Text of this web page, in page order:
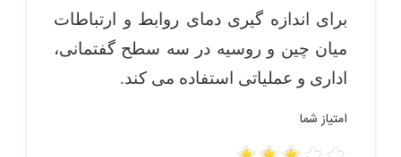
برای اندازه ­گیری دمای روابط و ارتباطات
میان چین و روسیه در سه سطح گفتمانی،
اداری و عملیاتی استفاده می­ کند.
امتیاز شما